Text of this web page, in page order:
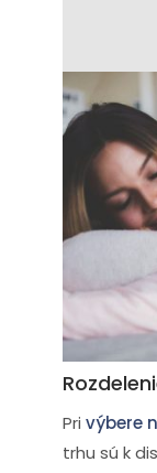
Výber
mnohých
počas
nielen pre
spia na
sa
Pri výbere
trhu sú k